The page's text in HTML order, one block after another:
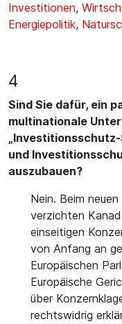
Investitionen,
Energiepolitik,
4
Sind Sie dafür, ein
multinationale
und
auszubauen?
Nein. Beim
verzichten
einseitigen
von Anfang an
Europäischen
Europäische
über
rechtswidrig